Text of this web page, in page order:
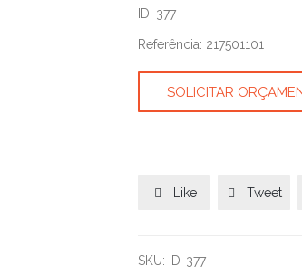
ID: 377
Referência: 217501101
SOLICITAR
 Like  Tweet
SKU:
ID-377